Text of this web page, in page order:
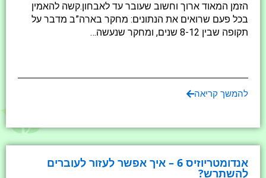
הזמן המאוד ארוך וחשוב שעובר עד לאבחון.קשה להאמין
בכל פעם שרואים את הנתונים: מחקר בארה”ב מדבר על
תקופה שבין 8-12 שנים, ומחקר שנעשה…
להמשך קריאה
אנדומטריוזיס 6 – איך אפשר לעזור לעוברים
להשתרש?